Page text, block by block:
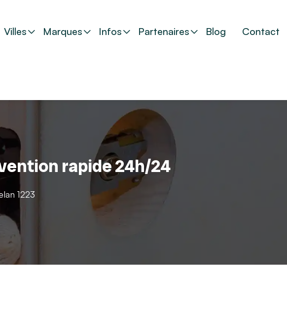
Villes Marques Infos Partenaires Blog Contact
rapide 24h/24
1223